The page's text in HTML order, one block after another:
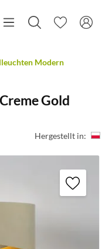
Modern
Gold
Hergestellt in: